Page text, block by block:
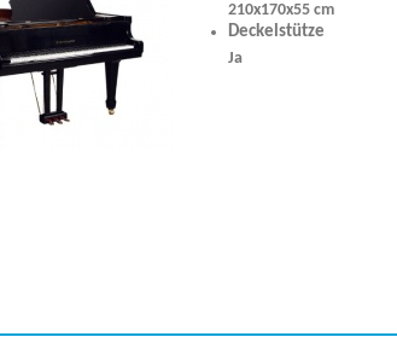
210x170x55 cm
Deckelstütze
Ja